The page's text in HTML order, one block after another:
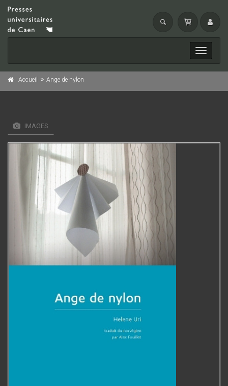
Toggle
Accueil Ange de nylon
IMAGES